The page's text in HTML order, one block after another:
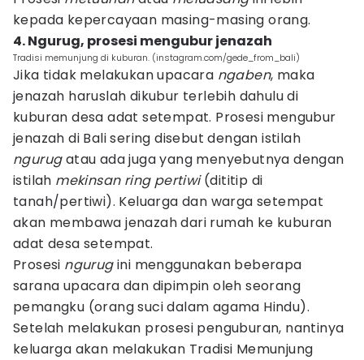
kepada kepercayaan masing-masing orang.
4. Ngurug, prosesi mengubur jenazah
Tradisi memunjung di kuburan. (instagram.com/gede_from_bali)
Jika tidak melakukan upacara ngaben, maka
jenazah haruslah dikubur terlebih dahulu di
kuburan desa adat setempat. Prosesi mengubur
jenazah di Bali sering disebut dengan istilah
ngurugatau ada juga yang menyebutnya dengan
istilah mekinsan ring pertiwi(dititip di
tanah/pertiwi). Keluarga dan warga setempat
akan membawa jenazah dari rumah ke kuburan
adat desa setempat.
Prosesi ngurugini menggunakan beberapa
sarana upacara dan dipimpin oleh seorang
pemangku (orang suci dalam agama Hindu).
Setelah melakukan prosesi penguburan, nantinya
keluarga akan melakukan Tradisi Memunjung